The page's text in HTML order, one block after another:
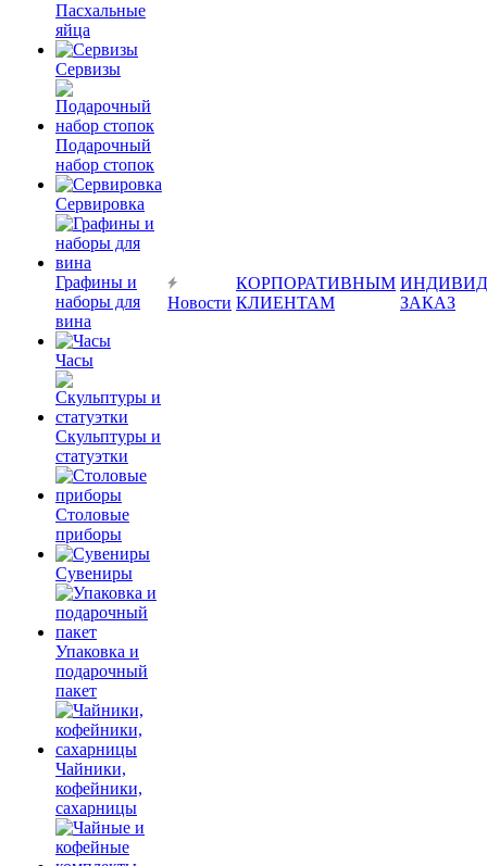
Пасхальные
яйца
Сервизы
Подарочный
набор стопок
Сервировка
Графины и
наборы для
вина
Часы
Скульптуры и
статуэтки
Столовые
приборы
Сувениры
Упаковка и
подарочный
пакет
Чайники,
кофейники,
сахарницы
Новости
КОРПОРАТИВНЫМ
КЛИЕНТАМ
ЗАКАЗ